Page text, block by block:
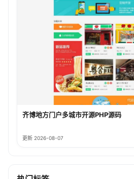
齐博地方门户多城市开源PHP源码
更新 2026-08-07